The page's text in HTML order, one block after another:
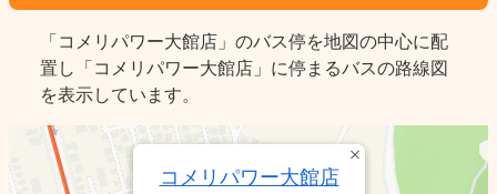
「コメリパワー大館店」のバス停を地図の中心に配
置し「コメリパワー大館店」に停まるバスの路線図
を表示しています。
コメリパワー大館店